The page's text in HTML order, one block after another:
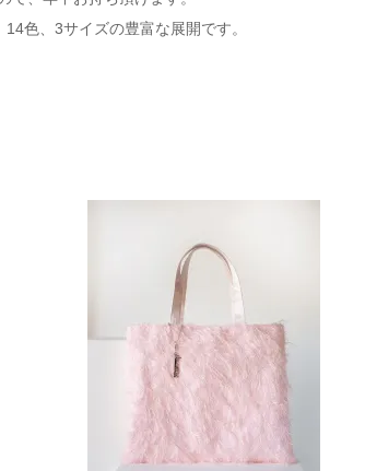
色、3サイズの豊富な展開です。